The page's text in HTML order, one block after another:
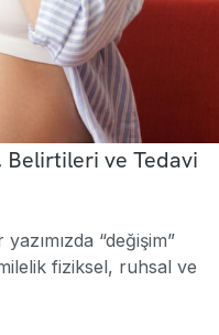
ve Tedavi
“değişim”
fiziksel, ruhsal ve